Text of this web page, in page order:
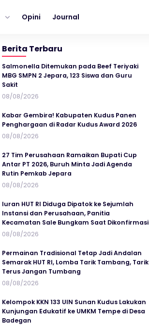
Opini Journal
Berita Terbaru
Salmonella Ditemukan pada Beef Teriyaki
MBG SMPN 2 Jepara, 123 Siswa dan Guru
Sakit
08/08/2026
Kabar Gembira! Kabupaten Kudus Panen
Penghargaan di Radar Kudus Award 2026
08/08/2026
27 Tim Perusahaan Ramaikan Bupati Cup
Antar PT 2026, Buruh Minta Jadi Agenda
Rutin Pemkab Jepara
08/08/2026
Iuran HUT RI Diduga Dipatok ke Sejumlah
Instansi dan Perusahaan, Panitia
Kecamatan Sale Bungkam Saat Dikonfirmasi
08/08/2026
Permainan Tradisional Tetap Jadi Andalan
Semarak HUT RI, Lomba Tarik Tambang, Tarik
Terus Jangan Tumbang
08/08/2026
Kelompok KKN 133 UIN Sunan Kudus Lakukan
Kunjungan Edukatif ke UMKM Tempe di Desa
Badegan